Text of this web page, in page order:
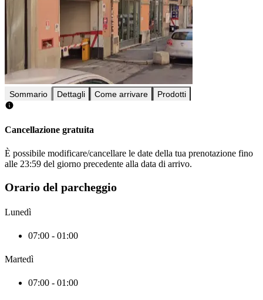
Sommario Dettagli Come arrivare Prodotti
Cancellazione gratuita
È possibile modificare/cancellare le date della tua prenotazione fino
alle 23:59 del giorno precedente alla data di arrivo.
Orario del parcheggio
Lunedì
07:00 - 01:00
Martedì
07:00 - 01:00